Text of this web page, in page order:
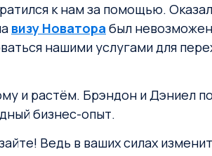
к нам за помощью.
визу Новатора был
нашими услугами для
и растём. Брэндон и Дэниел
бизнес-опыт.
Ведь в ваших силах